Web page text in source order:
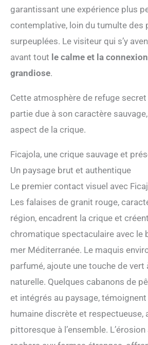
garantissant une expérience plus
contemplative, loin du tumulte des
surpeuplées. Le visiteur qui s’y
avant tout le calme et la
grandiose.
Cette atmosphère de refuge
partie due à son caractère
aspect de la crique.
Ficajola, une crique sauvage et
Un paysage brut et authentique
Le premier contact visuel avec
Les falaises de granit rouge,
région, encadrent la crique et
chromatique spectaculaire avec le
mer Méditerranée. Le maquis
parfumé, ajoute une touche de
naturelle. Quelques cabanons de
et intégrés au paysage, témoignent
humaine discrète et respectueuse,
pittoresque à l’ensemble.